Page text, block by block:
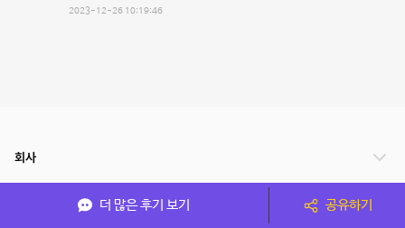
2023-12-26 10:19:46
더 많은 후기 보기 공유하기
회사